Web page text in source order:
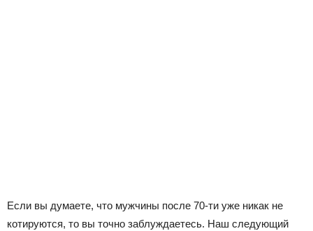
Если вы думаете, что мужчины после 70-ти уже никак не
котируются, то вы точно заблуждаетесь. Наш следующий